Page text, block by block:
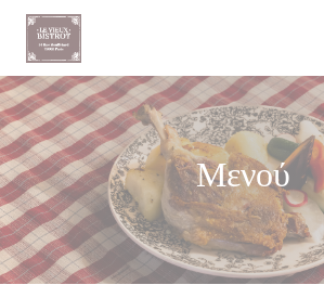
Πίνακας διαχείρισης "Μπισκότων" (Cookies)
Μενού